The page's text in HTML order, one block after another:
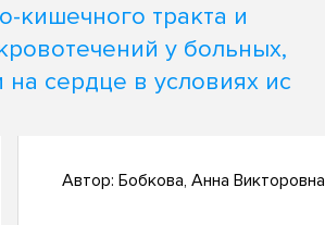
кишечного тракта и
у больных,
сердце в условиях ис
Автор: Бобкова, Анна Викторовна